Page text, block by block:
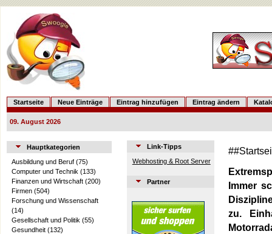
Startseite Neue Einträge Eintrag hinzufügen Eintrag ändern
09. August 2026
Hauptkategorien
Ausbildung und Beruf (75)
Computer und Technik (133)
Finanzen und Wirtschaft (200)
Firmen (504)
Forschung und Wissenschaft
(14)
Gesellschaft und Politik (55)
Gesundheit (132)
Link-Tipps
Webhosting & Root Server
Partner
Immer
zu.